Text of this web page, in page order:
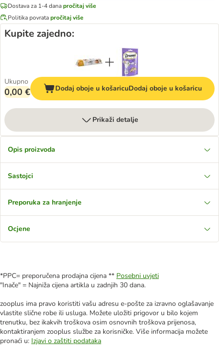
Dostava za 1-4 danapročitaj više
Politika povratapročitaj više
Kupite zajedno:
Ukupno
0,00 € Dodaj oboje u košaricuDodaj oboje u košaricu
Prikaži detalje
Opis proizvoda
Sastojci
Preporuka za hranjenje
Ocjene
*PPC= preporučena prodajna cijena ** Posebni uvjeti
"Inače" = Najniža cijena artikla u zadnjih 30 dana.
zooplus ima pravo koristiti vašu adresu e-pošte za izravno oglašavanje
vlastite slične robe ili usluga. Možete uložiti prigovor u bilo kojem
trenutku, bez ikakvih troškova osim osnovnih troškova prijenosa,
kontaktiranjem zooplus službe za korisničke. Više informacija možete
pronaći u: Izjavi o zaštiti podataka